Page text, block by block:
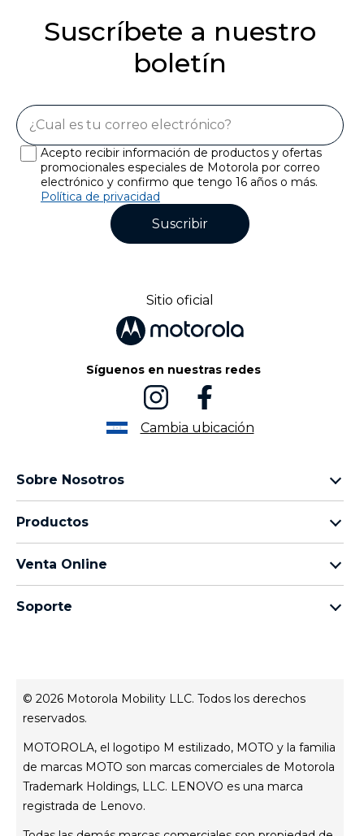
Suscríbete a nuestro
boletín
Suscribir
Acepto recibir información de productos y ofertas
promocionales especiales de Motorola por correo
electrónico y confirmo que tengo 16 años o más.
Política de privacidad
Sitio oficial
Síguenos en nuestras redes
Cambia ubicación
Sobre Nosotros
Términos de uso
Aviso de Privacidad Web
Productos
Familia moto e
Venta Online
Soporte
Contáctanos
Estatus de tu reparación
© 2026 Motorola Mobility LLC. Todos los derechos
reservados.
MOTOROLA, el logotipo M estilizado, MOTO y la familia
de marcas MOTO son marcas comerciales de Motorola
Trademark Holdings, LLC. LENOVO es una marca
registrada de Lenovo.